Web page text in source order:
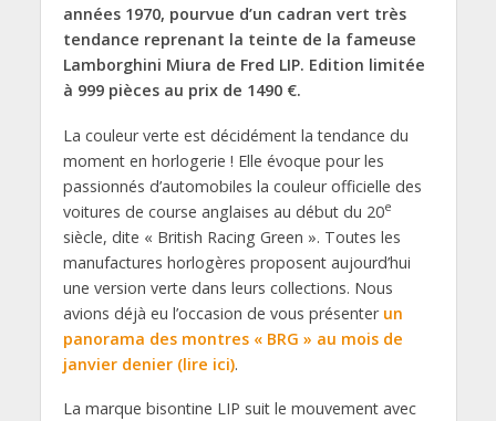
années 1970, pourvue d’un cadran vert très
tendance reprenant la teinte de la fameuse
Lamborghini Miura de Fred LIP. Edition limitée
à 999 pièces au prix de 1490 €.
La couleur verte est décidément la tendance du
moment en horlogerie ! Elle évoque pour les
passionnés d’automobiles la couleur officielle des
voitures de course anglaises au début du 20e
siècle, dite « British Racing Green ». Toutes les
manufactures horlogères proposent aujourd’hui
une version verte dans leurs collections. Nous
avions déjà eu l’occasion de vous présenter un
panorama des montres « BRG » au mois de
janvier denier (lire ici).
La marque bisontine LIP suit le mouvement avec